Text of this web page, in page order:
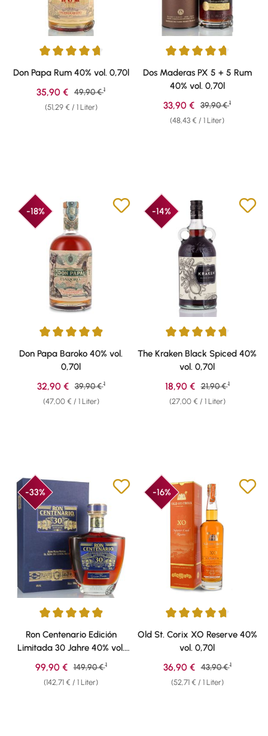
Durchschnittliche Bewertung von 4.87 von 5 Sternen
Don Papa Rum 40% vol. 0,70l
(51,29 € / 1 Liter)
Verkaufspreis:
35,90 € Regulärer Preis:
49,90 € 1
Durchschnittliche Bewertung
Dos Maderas PX 5 + 5 Rum
40% vol. 0,70l
(48,43 € / 1 Liter)
Verkaufspreis:
33,90 € Regulärer Preis:
39,90 € 1
-18%
Durchschnittliche Bewertung von 4.88 von 5 Sternen
Don Papa Baroko 40% vol.
0,70l
(47,00 € / 1 Liter)
Verkaufspreis:
32,90 € Regulärer Preis:
39,90 € 1
-14%
Durchschnittliche Bewertung
The Kraken Black Spiced 40%
vol. 0,70l
(27,00 € / 1 Liter)
Verkaufspreis:
18,90 € Regulärer Preis:
21,90 € 1
-33%
Durchschnittliche Bewertung von 4.92 von 5 Sternen
Ron Centenario Edición
Limitada 30 Jahre 40% vol.
0,70l
(142,71 € / 1 Liter)
Verkaufspreis:
99,90 € Regulärer Preis:
149,90 € 1
-16%
Durchschnittliche Bewertung
Old St. Corix XO Reserve 40%
vol. 0,70l
(52,71 € / 1 Liter)
Verkaufspreis:
36,90 € Regulärer Preis:
43,90 € 1